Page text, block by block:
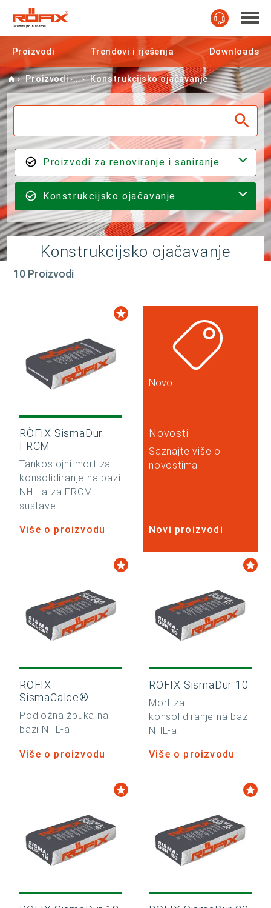
Proizvodi Trendovi i rješenja Downloads
Home
Proizvodi Konstrukcijsko ojačavanje
Proizvodi za renoviranje i saniranje
Konstrukcijsko ojačavanje
Konstrukcijsko ojačavanje
10 Proizvodi
RÖFIX SismaDur
FRCM
Tankoslojni mort za
konsolidiranje na bazi
NHL-a za FRCM
sustave
Više o proizvodu
Novo
Novosti
Saznajte više o
novostima
Novi proizvodi
RÖFIX
SismaCalce®
Podložna žbuka na
bazi NHL-a
Više o proizvodu
RÖFIX SismaDur 10
Mort za
konsolidiranje na bazi
NHL-a
Više o proizvodu